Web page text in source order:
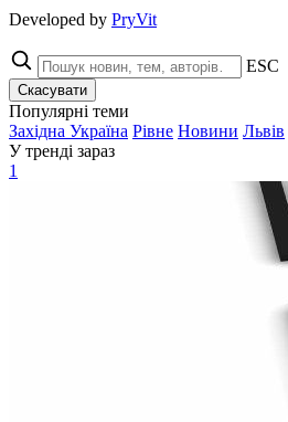
Developed by PryVit
ESC
Скасувати
Популярні теми
Західна Україна Рівне Новини Львів
У тренді зараз
1